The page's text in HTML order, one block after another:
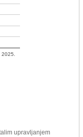
2025.
upravljanjem